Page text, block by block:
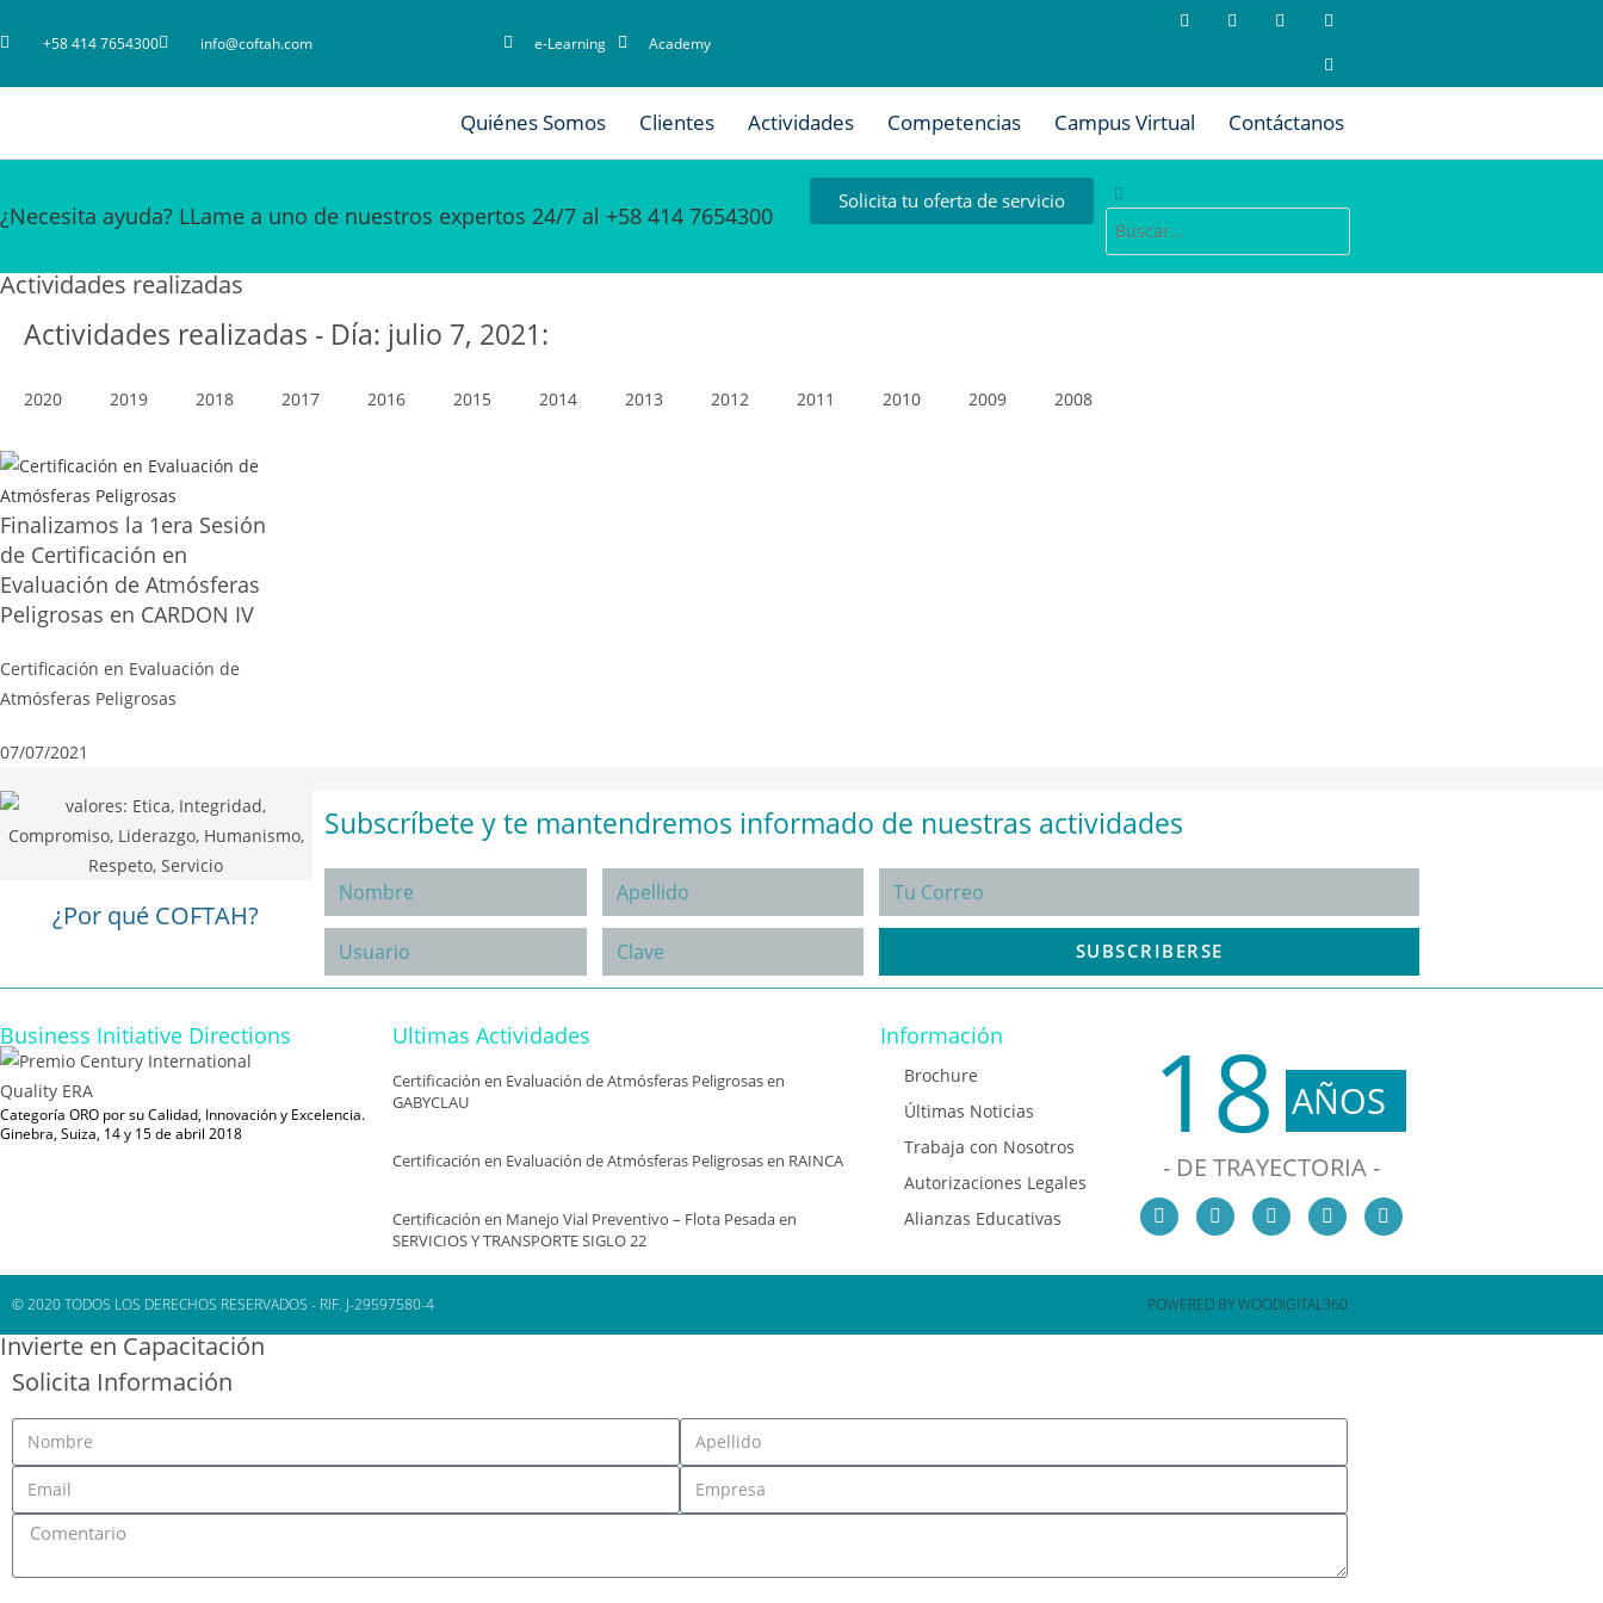
+58 414 7654300 info@coftah.com e-Learning Academy
Quiénes Somos Clientes Actividades Competencias Campus Virtual Contáctanos
¿Necesita ayuda? LLame a uno de nuestros expertos 24/7 al +58 414 7654300
Solicita tu oferta de servicio
Actividades realizadas
Actividades realizadas - Día: julio 7, 2021:
2020 2019 2018 2017 2016 2015 2014 2013 2012 2011 2010 2009 2008
Finalizamos la 1era Sesión
de Certificación en
Evaluación de Atmósferas
Peligrosas en CARDON IV
Certificación en Evaluación de
Atmósferas Peligrosas
07/07/2021
¿Por qué COFTAH?
Subscríbete y te mantendremos informado de nuestras actividades
SUBSCRIBERSE
Business Initiative Directions
Categoría ORO por su Calidad, Innovación y Excelencia.
Ginebra, Suiza, 14 y 15 de abril 2018
Ultimas Actividades
Certificación en Evaluación de Atmósferas Peligrosas en
GABYCLAU
Certificación en Evaluación de Atmósferas Peligrosas en RAINCA
Certificación en Manejo Vial Preventivo – Flota Pesada en
SERVICIOS Y TRANSPORTE SIGLO 22
Información
Brochure
Últimas Noticias
Trabaja con Nosotros
Autorizaciones Legales
Alianzas Educativas
18 AÑOS
- DE TRAYECTORIA -
© 2020 TODOS LOS DERECHOS RESERVADOS - RIF. J-29597580-4 POWERED BY WOODIGITAL360
Invierte en Capacitación
Solicita Información